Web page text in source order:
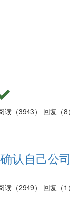
读（3943） 回复（8）
认自己公司
读（2949） 回复（1）